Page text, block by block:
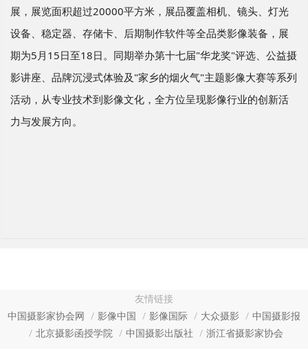
展，展览面积超过20000平方米，展品覆盖相机、镜头、灯光
设备、稳定器、存储卡、后期制作软件等全品类影像装备，展
期为5月 15日至18日。同期举办第十七届"华龙奖"评选、公益摄
影讲座、品牌沉浸式体验及 "家乡的烟火气"主题影像大赛等系列
活动，从专业技术到影像文化，全方位呈现影像行业的创新活
力与发展方向。
友情链接
中国摄影家协会网
影像中国 影像国际 大众摄影
中国摄影报
北京摄影函授学院
中国摄影出版社 浙江省摄影家协会